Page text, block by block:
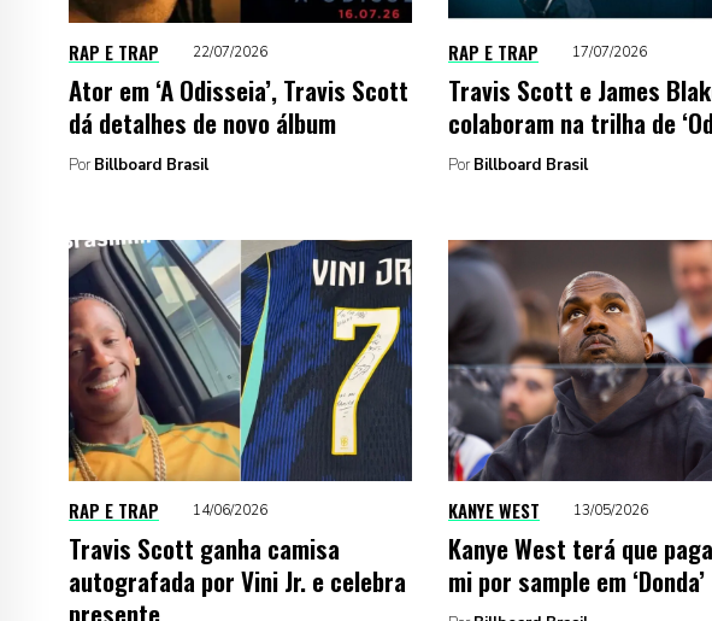
RAP E TRAP 22/07/2026
Ator em ‘A Odisseia’, Travis Scott
dá detalhes de novo álbum
Por Billboard Brasil
RAP E TRAP 17/07/2026
Travis Scott e James
colaboram na trilha de
Por Billboard Brasil
RAP E TRAP 14/06/2026
Travis Scott ganha camisa
autografada por Vini Jr. e celebra
presente
KANYE WEST 13/05/2026
Kanye West terá que
mi por sample em ‘Donda’